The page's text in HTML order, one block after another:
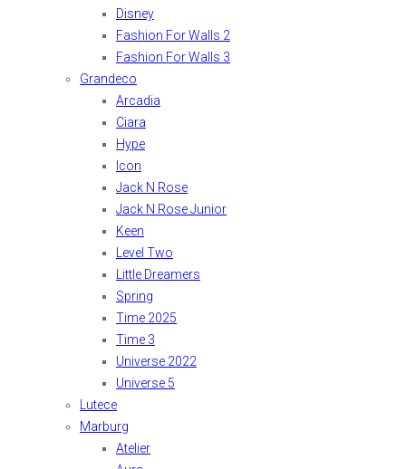
Disney
Fashion For Walls 2
Fashion For Walls 3
Grandeco
Arcadia
Ciara
Hype
Icon
Jack N Rose
Jack N Rose Junior
Keen
Level Two
Little Dreamers
Spring
Time 2025
Time 3
Universe 2022
Universe 5
Lutece
Marburg
Atelier